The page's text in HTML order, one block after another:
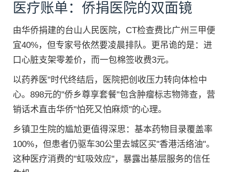
医疗账单：侨捐医院的双面镜
由华侨捐建的台山人民医院，CT检查费比广州三甲便
宜40%，但专家号依然要凌晨排队。更吊诡的是：进
口心脏支架零差价，而一包棉签收费3元。
以药养医"时代终结后，医院把创收压力转向体检中
心。898元的"侨乡尊享套餐"包含肿瘤标志物筛查，营
销话术直击华侨"怕死又怕麻烦"的心理。
乡镇卫生院的尴尬更值得深思：基本药物目录覆盖率
100%，但患者仍驱车30公里去城区买"香港活络油"。
这种医疗消费的"虹吸效应"，暴露出基层服务的信任